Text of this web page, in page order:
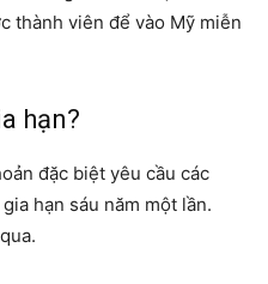
thành viên để vào Mỹ miễn
hạn?
đặc biệt yêu cầu các
hạn sáu năm một lần.